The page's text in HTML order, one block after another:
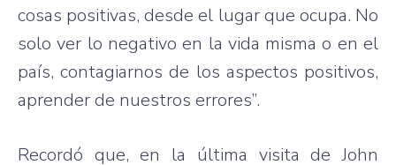
cosas positivas, desde el lugar que ocupa. No
solo ver lo negativo en la vida misma o en el
país, contagiarnos de los aspectos positivos,
aprender de nuestros errores”.
Recordó que, en la última visita de John